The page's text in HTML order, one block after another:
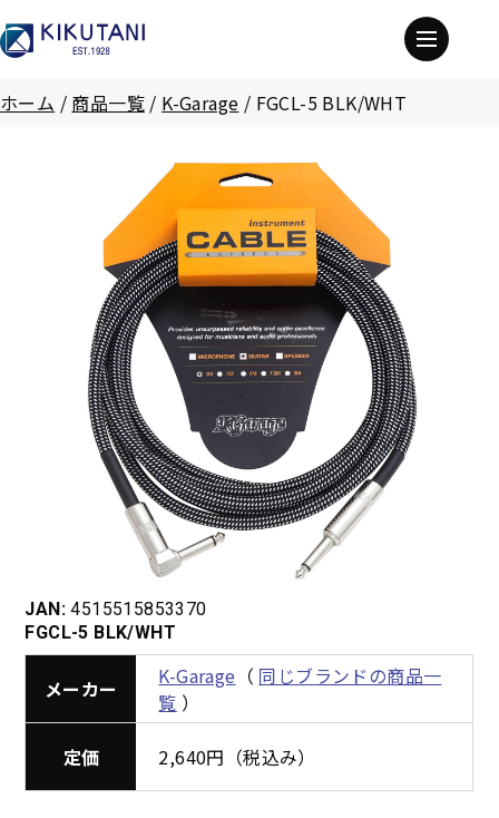
ホーム / 商品一覧 / K-Garage / FGCL-5 BLK/WHT
JAN: 4515515853370
FGCL-5 BLK/WHT
メーカー K-Garage （ 同じブランドの商品一
覧 ）
定価 2,640円（税込み）